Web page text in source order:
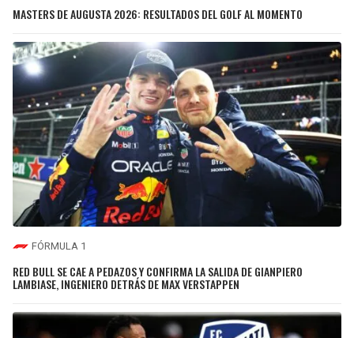
MASTERS DE AUGUSTA 2026: RESULTADOS DEL GOLF AL MOMENTO
FÓRMULA 1
RED BULL SE CAE A PEDAZOS Y CONFIRMA LA SALIDA DE GIANPIERO
LAMBIASE, INGENIERO DETRÁS DE MAX VERSTAPPEN